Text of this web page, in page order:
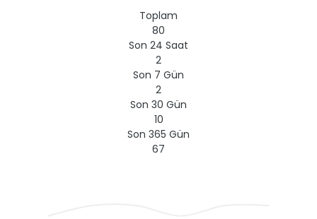
Toplam
80
Son 24 Saat
2
Son 7 Gün
2
Son 30 Gün
10
Son 365 Gün
67